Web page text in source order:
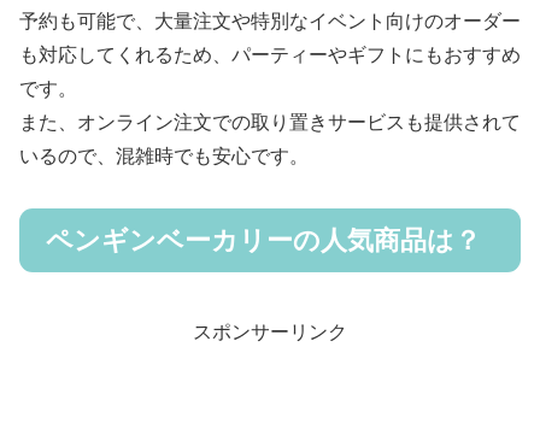
予約も可能で、大量注文や特別なイベント向けのオーダー
も対応してくれるため、パーティーやギフトにもおすすめ
です。
また、オンライン注文での取り置きサービスも提供されて
いるので、混雑時でも安心です。
ペンギンベーカリーの人気商品は？
スポンサーリンク